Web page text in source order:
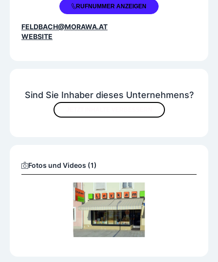
Sind Sie Inhaber dieses Unternehmens?
Fotos und Videos (1)
+43 59 1076 5442RUFNUMMER ANZEIGEN
FELDBACH@MORAWA.AT
WEBSITE